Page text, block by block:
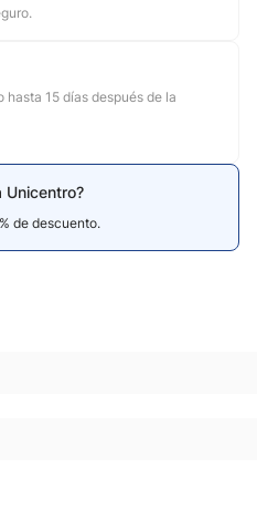
15 días después de la
Unicentro?
de descuento.